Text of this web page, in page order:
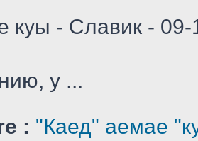
- Славик - 09-
у ...
: "Каед" аемае